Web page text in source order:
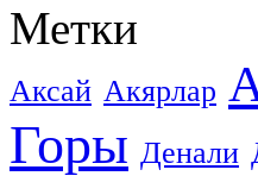
Метки
Аксай Акярлар
Горы Денали